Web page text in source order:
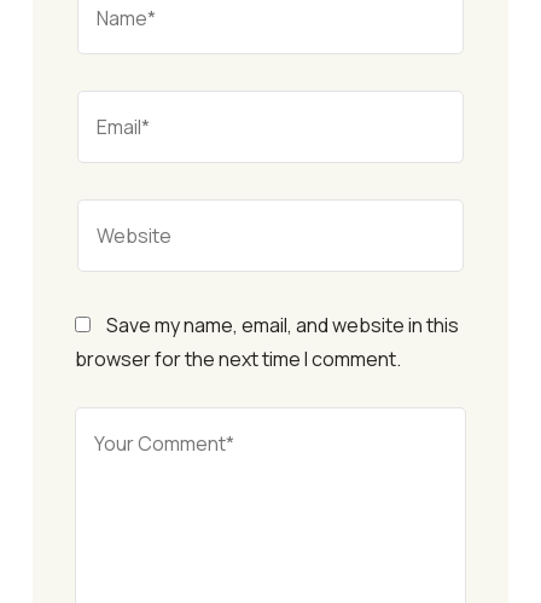
Save my name, email, and website in this
browser for the next time I comment.